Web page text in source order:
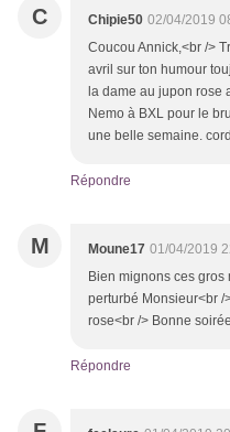
C Chipie50 02/04/2019
Coucou Annick,<br />
avril sur ton humour
la dame au jupon rose
Nemo à BXL pour le
une belle semaine.
Répondre
M Moune17 01/04/2019
Bien mignons ces
perturbé Monsieur<br /
rose<br /> Bonne
Répondre